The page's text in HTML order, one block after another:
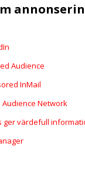
Audience
InMail
Network
ger värdefull